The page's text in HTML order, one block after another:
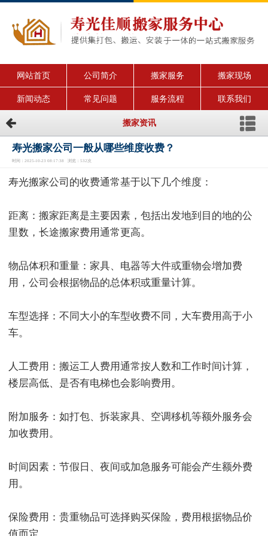
网站首页 公司简介 搬家服务 搬家现场
新闻动态 常见问题 服务流程 联系我们
搬家资讯
寿光搬家公司一般从哪些维度收费？
时间：2025-10-23 08:17:38 浏览：532次
寿光搬家公司的收费通常基于以下几个维度：
距离：搬家距离是主要因素，包括出发地到目的地的公
里数，长途搬家费用通常更高。
物品体积和重量：家具、电器等大件或重物会增加费
用，公司会根据物品的总体积或重量计算。
车型选择：不同大小的车型收费不同，大车费用高于小
车。
人工费用：搬运工人费用通常按人数和工作时间计算，
楼层高低、是否有电梯也会影响费用。
附加服务：如打包、拆装家具、空调移机等额外服务会
加收费用。
时间因素：节假日、夜间或加急服务可能会产生额外费
用。
保险费用：贵重物品可选择购买保险，费用根据物品价
值而定。